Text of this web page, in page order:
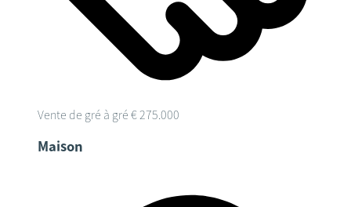
Vente de gré à gré € 275.000
Maison